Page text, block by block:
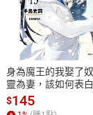
付款方
ATM轉帳、信
身為魔王的我娶了
靈為妻，該如何表白
愛？(19)【電子書】
$145